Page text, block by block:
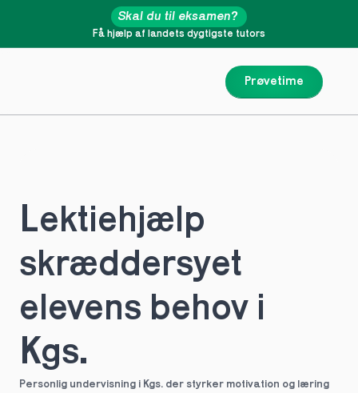
Prøvetime
Få hjælp af landets dygtigste tutors
Skal du til eksamen?
Lektiehjælp
skræddersyet
elevens behov i
Kgs.
Personlig undervisning i Kgs. der styrker motivation og læring